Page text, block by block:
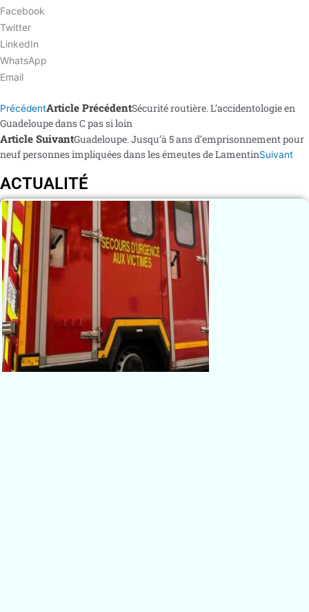
Facebook
Twitter
LinkedIn
WhatsApp
Email
PrécédentArticle PrécédentSécurité routière. L’accidentologie en
Guadeloupe dans C pas si loin
Article SuivantGuadeloupe. Jusqu’à 5 ans d’emprisonnement pour
neuf personnes impliquées dans les émeutes de LamentinSuivant
ACTUALITÉ